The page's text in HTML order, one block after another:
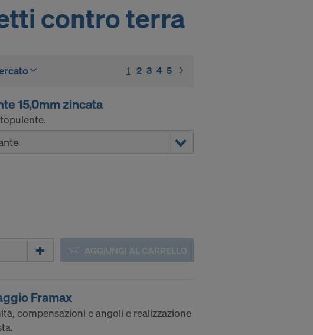
contro terra
1 (current)
2 3 4 5
15,0mm zincata
AGGIUNGI AL CARRELLO
Framax
compensazioni e angoli e realizzazione